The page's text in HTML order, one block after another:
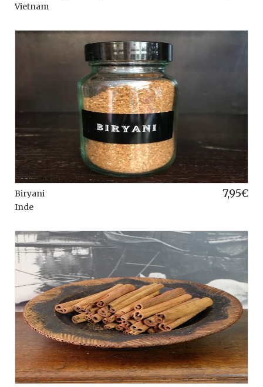
Vietnam
Biryani
Inde
7,95€